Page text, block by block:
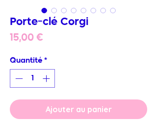
Porte-clé Corgi
15,00 €
Quantité *
Ajouter au panier